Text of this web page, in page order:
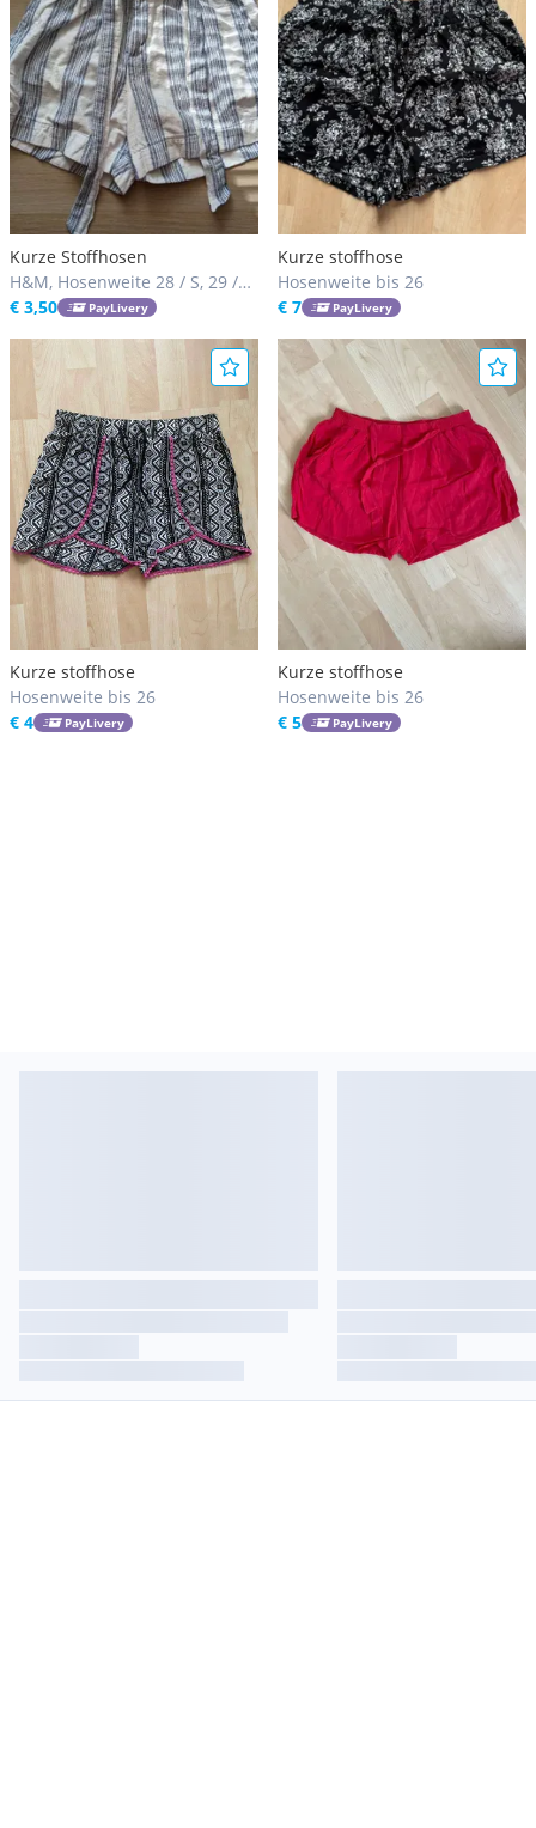
Kurze Stoffhosen
H&M, Hosenweite 28 / S, 29 /
M, 30 / M
€ 3,50 PayLivery
Kurze stoffhose
Hosenweite bis 26
€ 7
PayLivery
Kurze stoffhose
Hosenweite bis 26
€ 4
PayLivery
Kurze stoffhose
Hosenweite bis 26
€ 5
PayLivery